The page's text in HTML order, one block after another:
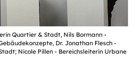
Quartier & Stadt, Nils Bormann -
Dr. Jonathan Flesch -
Nicole Pillen - Bereichsleiterin Urbane